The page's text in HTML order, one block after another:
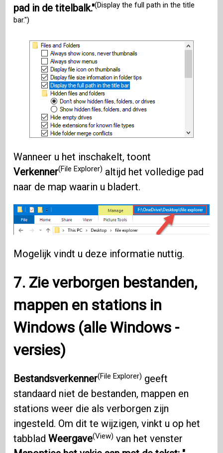
pad in de titelbalk."(Display the full path in the title
bar.")
Wanneer u het inschakelt, toont
Verkenner(File Explorer) altijd het volledige pad
naar de map waarin u bladert.
Mogelijk vindt u deze informatie nuttig.
7. Zie verborgen bestanden,
mappen en stations in
Windows (alleWindows -
versies)
Bestandsverkenner(File Explorer) geeft
standaard niet de bestanden, mappen en
stations weer die als verborgen zijn
ingesteld. Om dit te wijzigen, vinkt u op het
tabbladWeergave(View) van het venster